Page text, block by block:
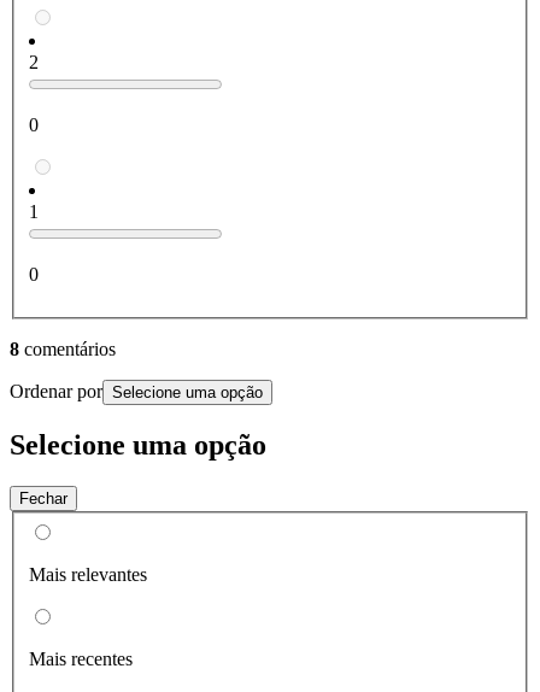
2
0
1
0
8 comentários
Ordenar por Selecione uma opção
Selecione uma opção
Fechar
Mais relevantes
Mais recentes